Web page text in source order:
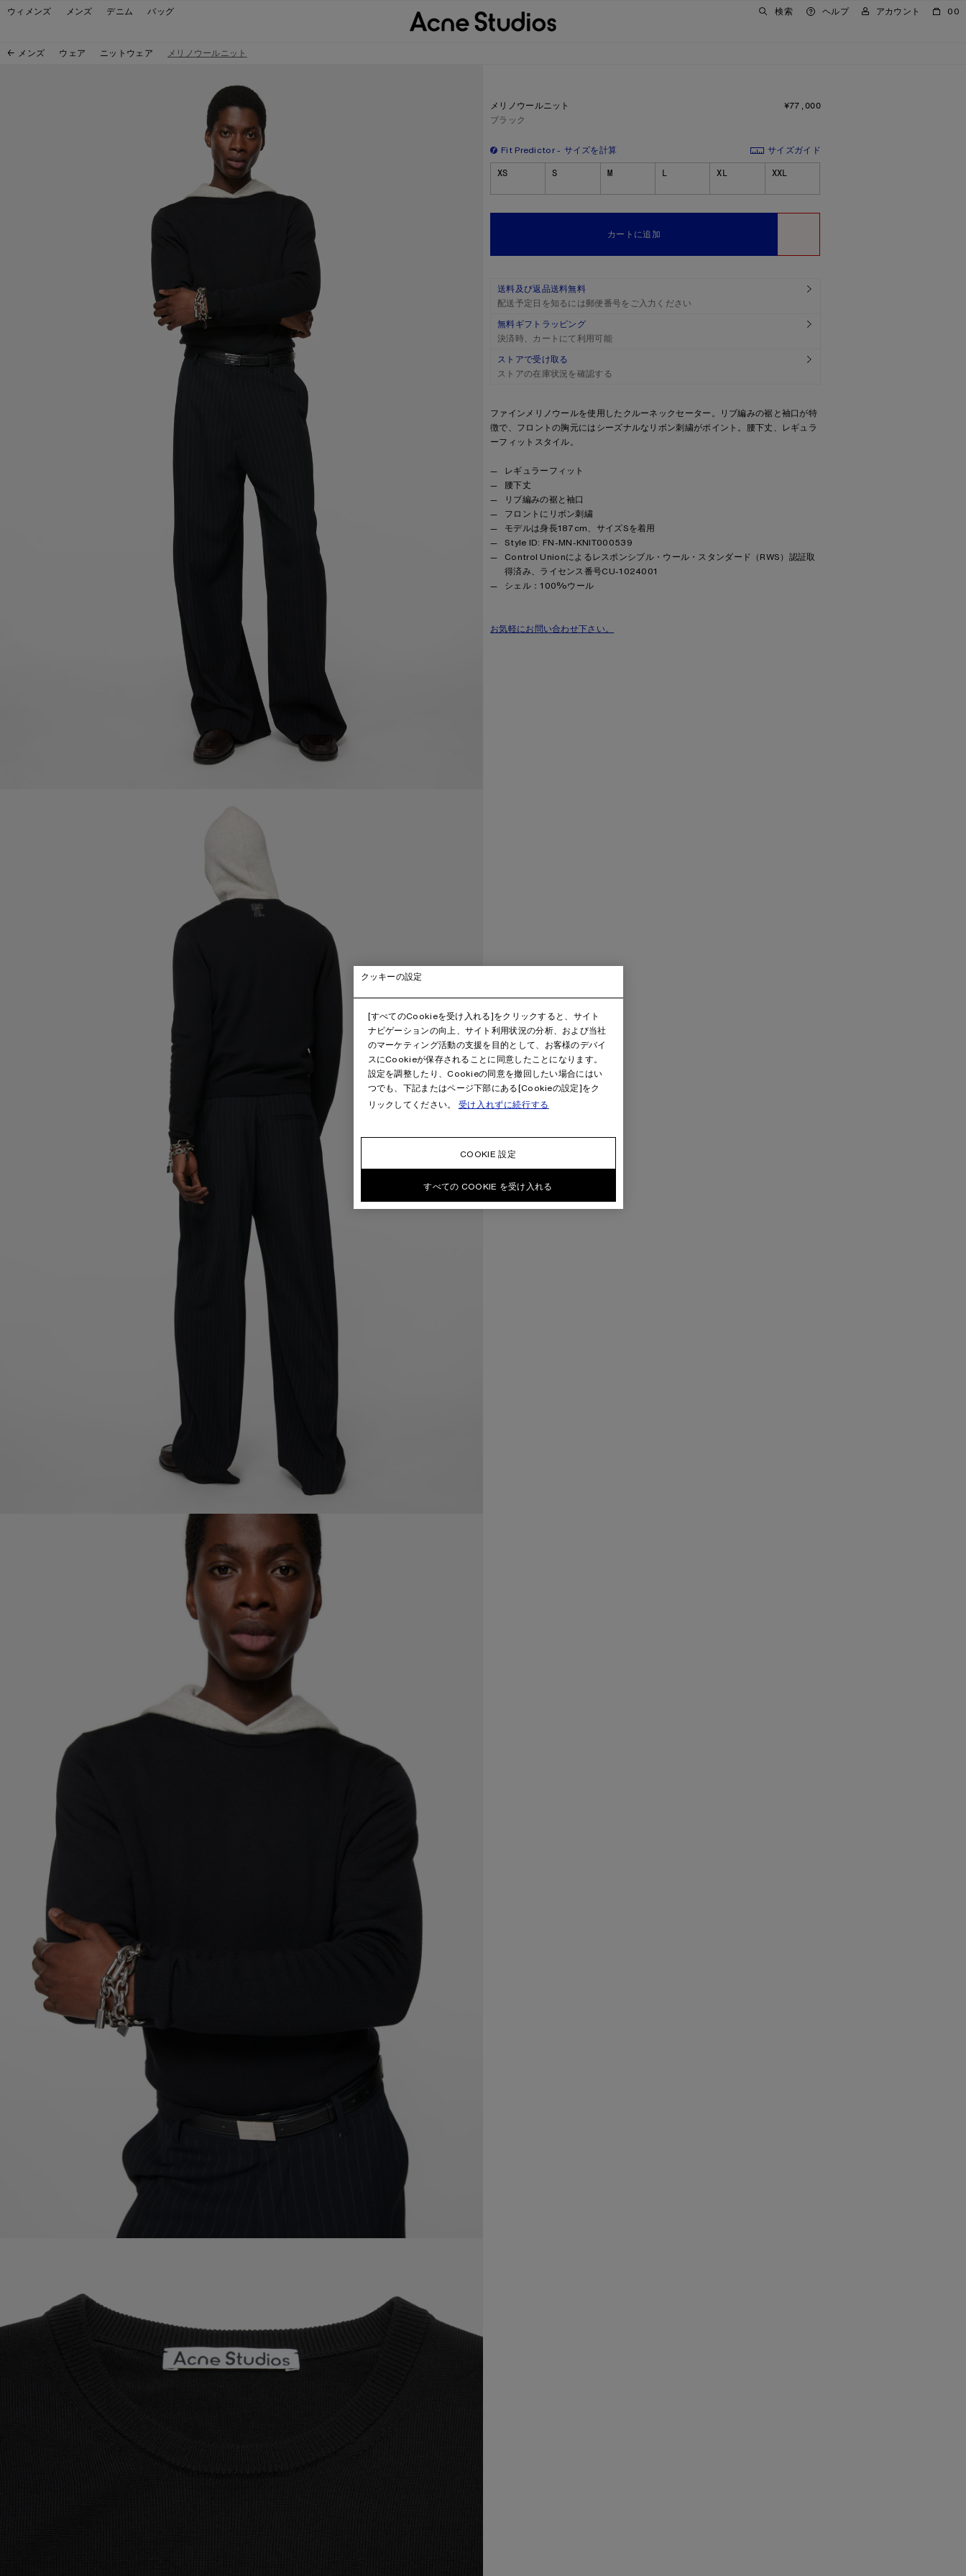
スキップしてナビゲーションへ移動
スキップしてメインコンテンツへ移動
スキップしてフッターへ移動
ウィメンズ メンズ デニム バッグ 検索 ヘルプ アカウント 00
メンズ ウェア ニットウェア メリノウールニット
メリノウールニット 価格: ¥77,000.
¥77,000
現在の色：
ブラック
Fit Predictor サイズを計算
サイズガイド
サイズ
XS S M L XL XXL
カートに追加
送料及び返品送料無料
配送予定日を知るには郵便番号をご入力ください
無料ギフトラッピング
決済時、カートにて利用可能
ストアで受け取る
ストアの在庫状況を確認する
Product description
ファインメリノウールを使用したクルーネックセーター。リブ編みの裾と袖口が特
徴で、フロントの胸元にはシーズナルなリボン刺繍がポイント。腰下丈、レギュラ
ーフィットスタイル。
Product details
レギュラーフィット
腰下丈
リブ編みの裾と袖口
フロントにリボン刺繍
モデルは身長187cm、サイズSを着用
Style ID: FN-MN-KNIT000539
Control Unionによるレスポンシブル・ウール・スタンダード（RWS）認証取
得済み、ライセンス番号CU-1024001
Product information
シェル：100%ウール
お気軽にお問い合わせ下さい。
クッキーの設定
[すべてのCookieを受け入れる]をクリックすると、サイト
ナビゲーションの向上、サイト利用状況の分析、および当社
のマーケティング活動の支援を目的として、お客様のデバイ
スにCookieが保存されることに同意したことになります。
設定を調整したり、Cookieの同意を撤回したい場合にはい
つでも、下記またはページ下部にある[Cookieの設定]をク
リックしてください。 受け入れずに続行する
COOKIE 設定
すべての COOKIE を受け入れる